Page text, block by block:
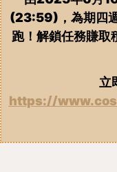
(23:59)，為期四
跑！解鎖任務賺取
立
https://